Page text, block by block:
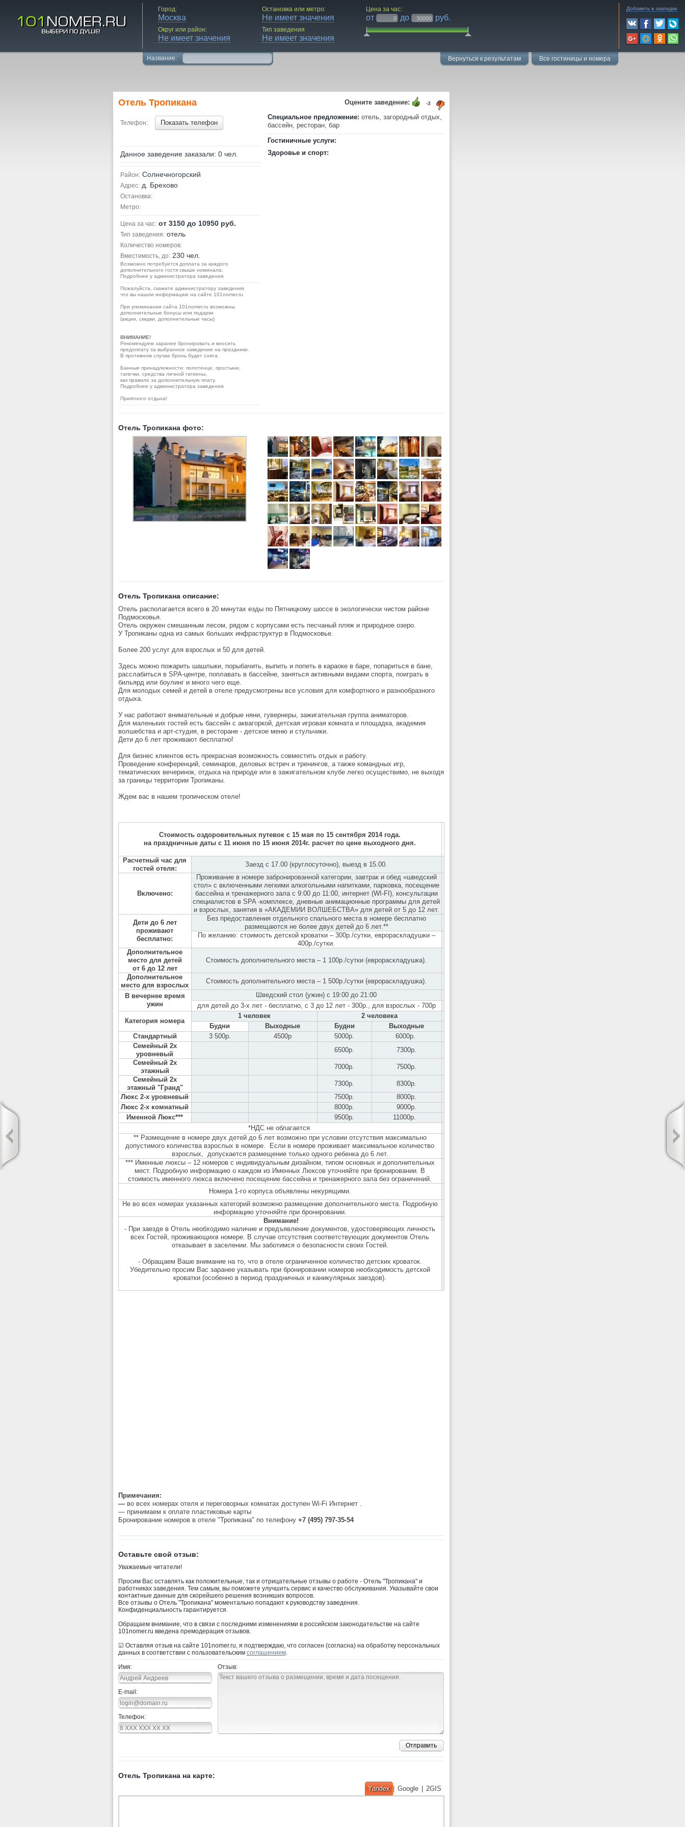
Добавить в закладки
Город:
Москва
Округ или район:
Не имеет значения
Остановка или метро:
Не имеет значения
Тип заведения
Не имеет значения
Цена за час:
от до руб.
Название: Вернуться к результатам Все гостиницы и номера
Отель Тропикана -3
Оцените заведение:
Телефон: Показать телефон
Данное заведение заказали: 0 чел.
Район: Солнечногорский
Адрес: д. Брехово
Остановка:
Метро:
Цена за час: от 3150 до 10950 руб.
Тип заведения:отель
Количество номеров:
Вместимость, до:230 чел.
Возможно потребуется доплата за каждого
дополнительного гостя свыше номинала.
Подробнее у администратора заведения.
Пожалуйста, скажите администратору заведения,
что вы нашли информацию на сайте 101nomer.ru
При упоминании сайта 101nomer.ru возможны
дополнительные бонусы или подарки
(акции, скидки, дополнительные часы)
ВНИМАНИЕ!
Рекомендуем заранее бронировать и вносить
предоплату за выбранное заведение на праздники.
В противном случае бронь будет снята.
Банные принадлежности: полотенце, простыни,
тапочки, средства личной гигиены,
как правило за дополнительную плату.
Подробнее у администратора заведения.
Приятного отдыха!
Специальное предложение: отель, загородный отдых,
бассейн, ресторан, бар
Гостиничные услуги:
Здоровье и спорт:
Отель Тропикана фото:
Отель Тропикана описание:
Отель располагается всего в 20 минутах езды по Пятницкому шоссе в экологически чистом районе
Подмосковья.
Отель окружен смешанным лесом, рядом с корпусами есть песчаный пляж и природное озеро.
У Тропиканы одна из самых больших инфраструктур в Подмосковье.
Более 200 услуг для взрослых и 50 для детей.
Здесь можно пожарить шашлыки, порыбачить, выпить и попеть в караоке в баре, попариться в бане,
расслабиться в SPA-центре, поплавать в бассейне, заняться активными видами спорта, поиграть в
бильярд или боулинг и много чего еще.
Для молодых семей и детей в отеле предусмотрены все условия для комфортного и разнообразного
отдыха.
У нас работают внимательные и добрые няни, гувернеры, зажигательная группа аниматоров.
Для маленьких гостей есть бассейн с аквагоркой, детская игровая комната и площадка, академия
волшебства и арт-студия, в ресторане - детское меню и стульчики.
Дети до 6 лет проживают бесплатно!
Для бизнес клиентов есть прекрасная возможность совместить отдых и работу.
Проведение конференций, семинаров, деловых встреч и тренингов, а также командных игр,
тематических вечеринок, отдыха на природе или в зажигательном клубе легко осуществимо, не выходя
за границы территории Тропиканы.
Ждем вас в нашем тропическом отеле!
Стоимость оздоровительных путевок с 15 мая по 15 сентября 2014 года.
на праздничные даты с 11 июня по 15 июня 2014г. расчет по цене выходного дня.
Расчетный час для
гостей отеля:
Заезд с 17.00 (круглосуточно), выезд в 15.00.
Включено:
Проживание в номере забронированной категории, завтрак и обед «шведский
стол» с включенными легкими алкогольными напитками, парковка, посещение
бассейна и тренажерного зала с 9:00 до 11:00, интернет (WI -FI ), консультации
специалистов в SPA -комплексе, дневные анимационные программы для детей
и взрослых, занятия в «АКАДЕМИИ ВОЛШЕБСТВА» для детей от 5 до 12 лет.
Дети до 6 лет
проживают
бесплатно:
Без предоставления отдельного спального места в номере бесплатно
размещаются не более двух детей до 6 лет.**
По желанию: стоимость детской кроватки – 300р./сутки, еврораскладушки –
400р./сутки.
Дополнительное
место для детей
от 6 до 12 лет
Стоимость дополнительного места – 1 100р./сутки (еврораскладушка).
Дополнительное
место для взрослых
Стоимость дополнительного места – 1 500р./сутки (еврораскладушка).
В вечернее время
ужин
Шведский стол (ужин) с 19:00 до 21:00
для детей до 3-х лет - бесплатно, с 3 до 12 лет - 300р., для взрослых - 700р
Категория номера
1 человек
2 человека
Будни
Выходные Будни
Выходные
Стандартный
3 500р. 4500р 5000р.
6000р.
Семейный 2х
уровневый
6500р.
7300р.
Семейный 2х
этажный
7000р.
7500р.
Семейный 2х
этажный "Гранд"
7300р.
8300р.
Люкс 2-х уровневый
7500р.
8000р.
Люкс 2-х комнатный
8000р.
9000р.
Именной Люкс***
9500р.
11000р.
*НДС не облагается
** Размещение в номере двух детей до 6 лет возможно при условии отсутствия максимально
допустимого количества взрослых в номере. Если в номере проживает максимальное количество
взрослых, допускается размещение только одного ребенка до 6 лет.
*** Именные люксы – 12 номеров с индивидуальным дизайном, типом основных и дополнительных
мест. Подробную информацию о каждом из Именных Люксов уточняйте при бронировании. В
стоимость именного люкса включено посещение бассейна и тренажерного зала без ограничений.
Номера 1-го корпуса объявлены некурящими.
Не во всех номерах указанных категорий возможно размещение дополнительного места. Подробную
информацию уточняйте при бронировании.
Внимание!
- При заезде в Отель необходимо наличие и предъявление документов, удостоверяющих личность
всех Гостей, проживающихв номере. В случае отсутствия соответствующих документов Отель
отказывает в заселении. Мы заботимся о безопасности своих Гостей.
- Обращаем Ваше внимание на то, что в отеле ограниченное количество детских кроваток.
Убедительно просим Вас заранее указывать при бронировании номеров необходимость детской
кроватки (особенно в период праздничных и каникулярных заездов).
Примечания:
— во всех номерах отеля и переговорных комнатах доступен Wi-Fi Интернет .
— принимаем к оплате пластиковые карты
Бронирование номеров в отеле "Тропикана" по телефону +7 (495) 797-35-54
Оставьте свой отзыв:
Уважаемые читатели!
Просим Вас оставлять как положительные, так и отрицательные отзывы о работе - Отель "Тропикана" и
работниках заведения. Тем самым, вы поможете улучшить сервис и качество обслуживания. Указывайте свои
контактные данные для скорейшего решения возникших вопросов.
Все отзывы о Отель "Тропикана" моментально попадают к руководству заведения.
Конфиденциальность гарантируется.
Обращаем внимание, что в связи с последними изменениями в российском законодательстве на сайте
101nomer.ru введена премодерация отзывов.
☑ Оставляя отзыв на сайте 101nomer.ru, я подтверждаю, что согласен (согласна) на обработку персональных
данных в соответствии с пользовательским соглашением.
Имя:
E-mail:
Телефон:
Отзыв:
Отправить
Отель Тропикана на карте:
Yandex Google 2GIS